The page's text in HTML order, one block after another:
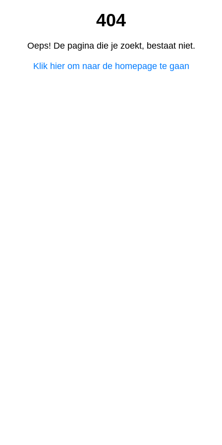
404
Oeps! De pagina die je zoekt, bestaat niet.
Klik hier om naar de homepage te gaan